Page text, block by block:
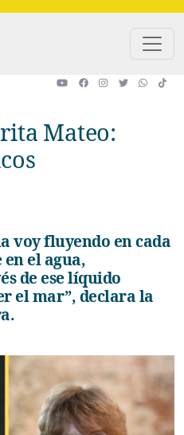
Mateo:
el agua,
de ese líquido
el mar”, declara la